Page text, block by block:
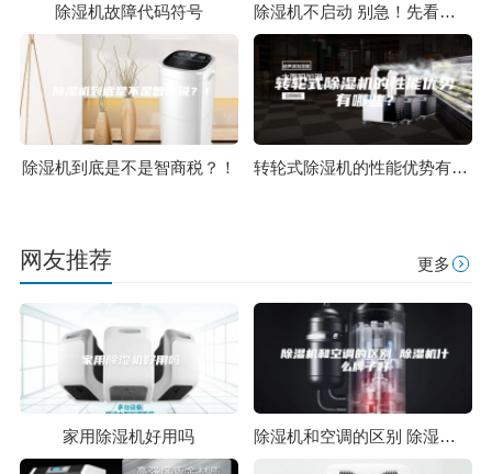
除湿机故障代码符号 除湿机不启动 别急！先看看是不是这些原因
除湿机到底是不是智商税？！ 转轮式除湿机的性能优势有哪些？
网友推荐 更多
家用除湿机好用吗 除湿机和空调的区别 除湿机什么牌子好